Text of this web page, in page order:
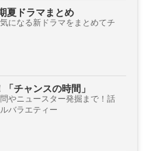
夏ドラマまとめ
になる新ドラマをまとめてチ
チャンスの時間」
やニュースター発掘まで！話
バラエティー